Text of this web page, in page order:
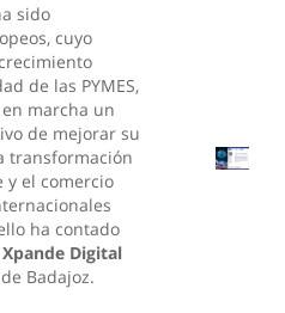
sido
cuyo
de las PYMES,
marcha un
de mejorar su
transformación
el comercio
ha contado
Xpande Digital
Badajoz.